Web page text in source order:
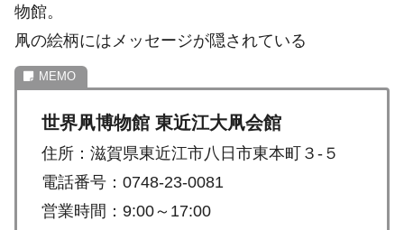
物館。
凧の絵柄にはメッセージが隠されている
世界凧博物館 東近江大凧会館
住所：滋賀県東近江市八日市東本町３-５
電話番号：0748-23-0081
営業時間：9:00～17:00